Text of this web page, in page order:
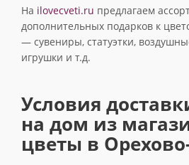
На ilovecveti.ru предлагаем
дополнительных подарков к
— сувениры, статуэтки,
игрушки и т.д.
Условия
на дом из
цветы в